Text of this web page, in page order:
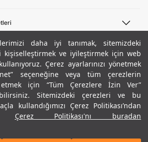
daha iyi tanımak, sitemizdeki
kişiselleştirmek ve iyileştirmek için web
Çerez ayarlarınızı yönetmek
seçeneğine veya tüm çerezlerin
etmek için “Tüm Çerezlere İzin Ver”
Sitemizdeki çerezleri ve bu
kullandığımızı Çerez Politikası’ndan
Çerez Politikası'nı buradan
09:00 - 18:00
Ayakkabısı